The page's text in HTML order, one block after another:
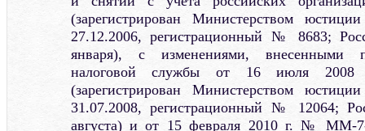
(зарегистрирован Министерством
27.12.2006, регистрационный № 8683;
января), с изменениями, внесенными
налоговой службы от 16 июля
(зарегистрирован Министерством
31.07.2008, регистрационный № 12064;
августа) и от 15 февраля 2010 г. № ММ-7-